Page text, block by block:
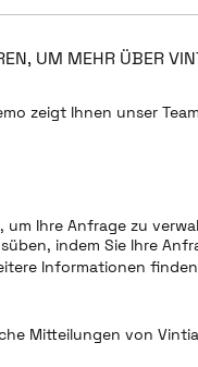
UM MEHR ÜBER
zeigt Ihnen unser
Ihre Anfrage zu
indem Sie Ihre
Informationen
Mitteilungen von